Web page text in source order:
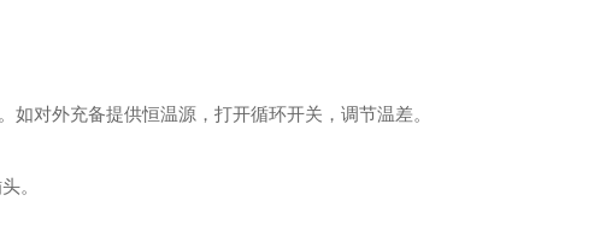
对外充备提供恒温源，打开循环开关，调节温差。
。